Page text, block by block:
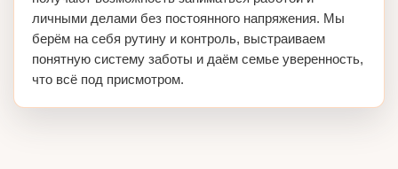
личными делами без постоянного напряжения. Мы
берём на себя рутину и контроль, выстраиваем
понятную систему заботы и даём семье уверенность,
что всё под присмотром.